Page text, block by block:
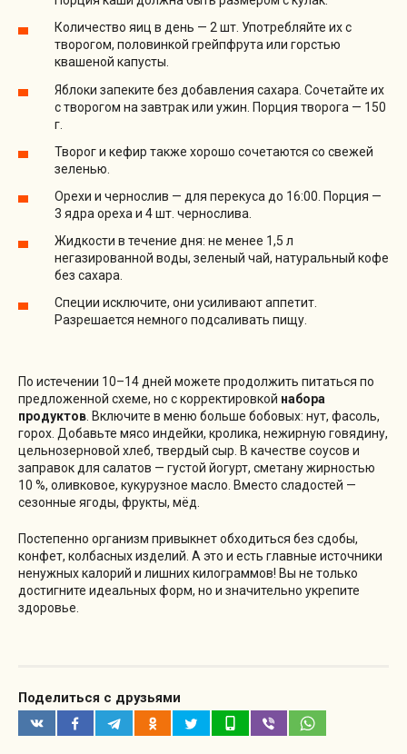
Количество яиц в день — 2 шт. Употребляйте их с
творогом, половинкой грейпфрута или горстью
квашеной капусты.
Яблоки запеките без добавления сахара. Сочетайте их
с творогом на завтрак или ужин. Порция творога — 150
г.
Творог и кефир также хорошо сочетаются со свежей
зеленью.
Орехи и чернослив — для перекуса до 16:00. Порция —
3 ядра ореха и 4 шт. чернослива.
Жидкости в течение дня: не менее 1,5 л
негазированной воды, зеленый чай, натуральный кофе
без сахара.
Специи исключите, они усиливают аппетит.
Разрешается немного подсаливать пищу.
По истечении 10–14 дней можете продолжить питаться по
предложенной схеме, но с корректировкой набора
продуктов. Включите в меню больше бобовых: нут, фасоль,
горох. Добавьте мясо индейки, кролика, нежирную говядину,
цельнозерновой хлеб, твердый сыр. В качестве соусов и
заправок для салатов — густой йогурт, сметану жирностью
10 %, оливковое, кукурузное масло. Вместо сладостей —
сезонные ягоды, фрукты, мёд.
Постепенно организм привыкнет обходиться без сдобы,
конфет, колбасных изделий. А это и есть главные источники
ненужных калорий и лишних килограммов! Вы не только
достигните идеальных форм, но и значительно укрепите
здоровье.
Поделиться с друзьями